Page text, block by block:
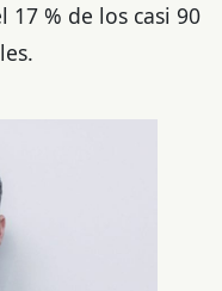
17 % de los casi 90